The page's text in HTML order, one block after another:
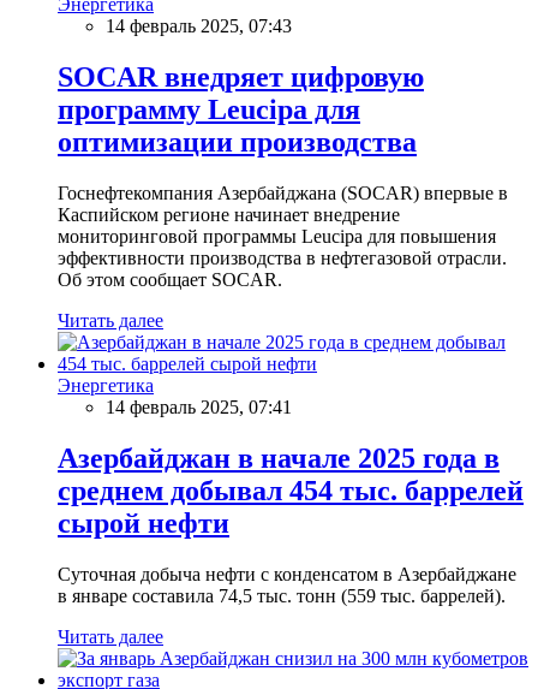
Энергетика
14 февраль 2025, 07:43
SOCAR внедряет цифровую
программу Leucipa для
оптимизации производства
Госнефтекомпания Азербайджана (SOCAR) впервые в
Каспийском регионе начинает внедрение
мониторинговой программы Leucipa для повышения
эффективности производства в нефтегазовой отрасли.
Об этом сообщает SOCAR.
Читать далее
Энергетика
14 февраль 2025, 07:41
Азербайджан в начале 2025 года в
среднем добывал 454 тыс. баррелей
сырой нефти
Суточная добыча нефти с конденсатом в Азербайджане
в январе составила 74,5 тыс. тонн (559 тыс. баррелей).
Читать далее